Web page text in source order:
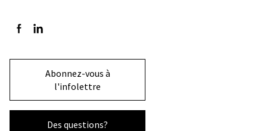
Suivez-nous sur Facebook
Suivez-nous sur LinkedIn
Abonnez-vous à
l'infolettre
Des questions?